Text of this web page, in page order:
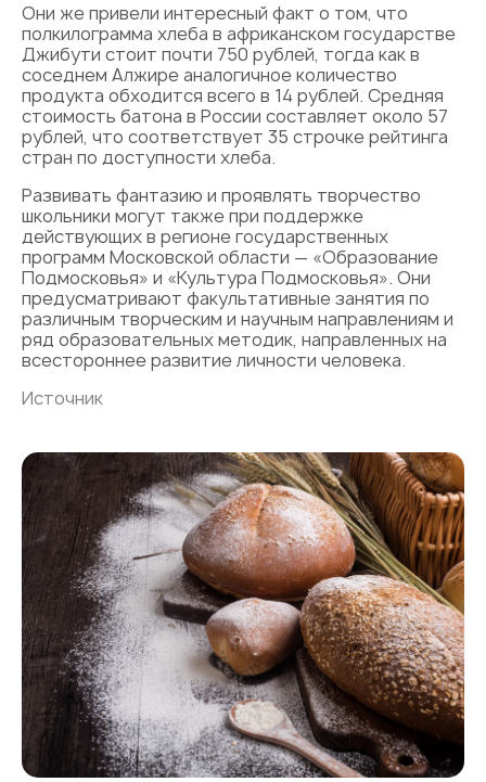
Они же привели интересный факт о том, что
полкилограмма хлеба в африканском государстве
Джибути стоит почти 750 рублей, тогда как в
соседнем Алжире аналогичное количество
продукта обходится всего в 14 рублей. Средняя
стоимость батона в России составляет около 57
рублей, что соответствует 35 строчке рейтинга
стран по доступности хлеба.
Развивать фантазию и проявлять творчество
школьники могут также при поддержке
действующих в регионе государственных
программ Московской области — «Образование
Подмосковья» и «Культура Подмосковья». Они
предусматривают факультативные занятия по
различным творческим и научным направлениям и
ряд образовательных методик, направленных на
всестороннее развитие личности человека.
Источник
«Ительменский
и Begin
bakery
создали